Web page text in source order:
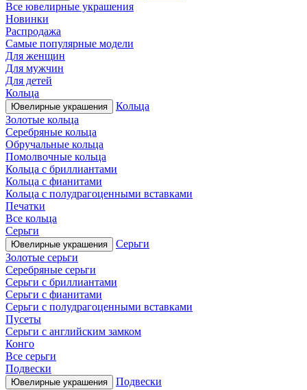
Все ювелирные украшения
Новинки
Распродажа
Самые популярные модели
Для женщин
Для мужчин
Для детей
Кольца
Ювелирные украшения
Кольца
Золотые кольца
Серебряные кольца
Обручальные кольца
Помолвочные кольца
Кольца с бриллиантами
Кольца с фианитами
Кольца с полудрагоценными вставками
Печатки
Все кольца
Серьги
Ювелирные украшения
Серьги
Золотые серьги
Серебряные серьги
Серьги с бриллиантами
Серьги с фианитами
Серьги с полудрагоценными вставками
Пусеты
Серьги с английским замком
Конго
Все серьги
Подвески
Ювелирные украшения
Подвески